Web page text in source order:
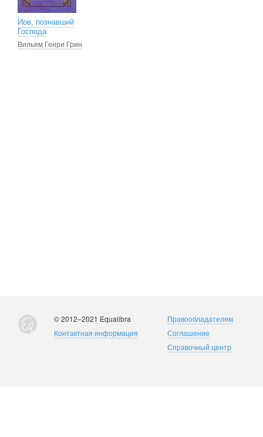
Иов, познавший
Господа
Вильям Генри Грин
© 2012–2021 Equalibra
Контактная информация
Правообладателям
Соглашение
Справочный центр